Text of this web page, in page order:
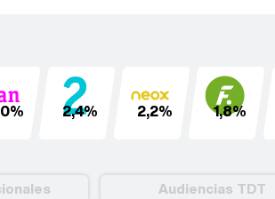
2,4% 2,2% 1,8%
Audiencias TDT